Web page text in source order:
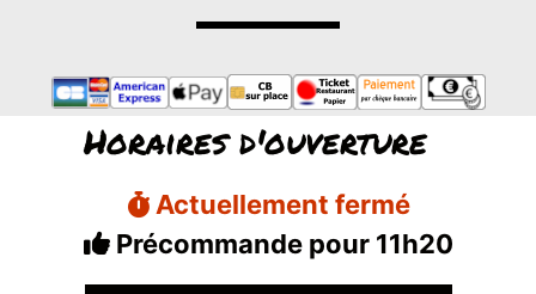
Horaires d'ouverture
Actuellement fermé
Précommande pour 11h20